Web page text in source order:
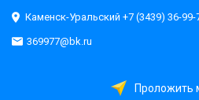
Каменск-Уральский +7 (3439) 36-99-
369977@bk.ru
Проложить